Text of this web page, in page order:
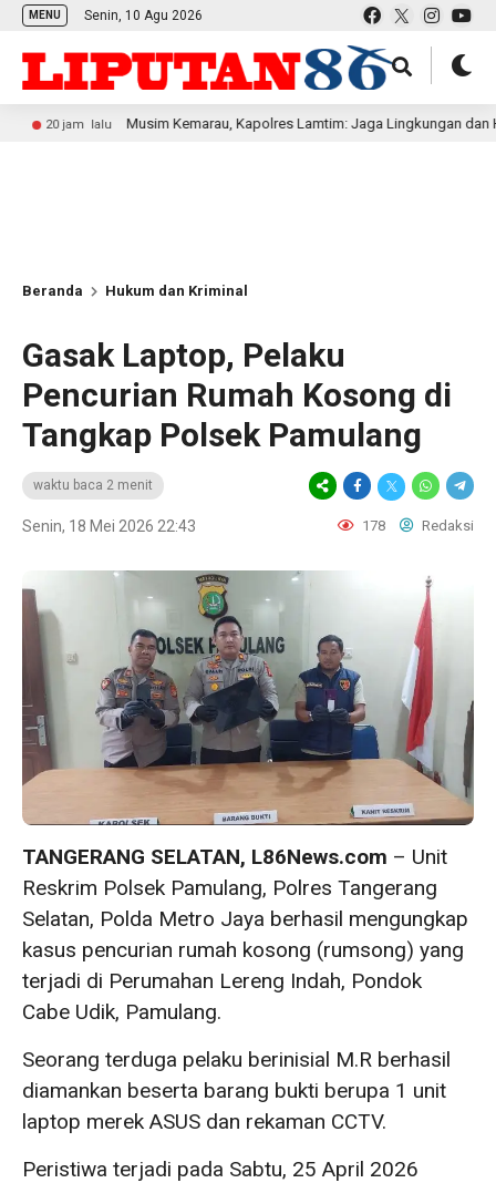
MENU Senin, 10 Agu 2026
lalu Musim Kemarau, Kapolres Lamtim: Jaga Lingkungan dan Hindari
Beranda Hukum dan Kriminal
Gasak Laptop, Pelaku
Pencurian Rumah Kosong di
Tangkap Polsek Pamulang
waktu baca 2 menit
Senin, 18 Mei 2026 22:43 178 Redaksi
TANGERANG SELATAN, L86News.com – Unit
Reskrim Polsek Pamulang, Polres Tangerang
Selatan, Polda Metro Jaya berhasil mengungkap
kasus pencurian rumah kosong (rumsong) yang
terjadi di Perumahan Lereng Indah, Pondok
Cabe Udik, Pamulang.
Seorang terduga pelaku berinisial M.R berhasil
diamankan beserta barang bukti berupa 1 unit
laptop merek ASUS dan rekaman CCTV.
Peristiwa terjadi pada Sabtu, 25 April 2026